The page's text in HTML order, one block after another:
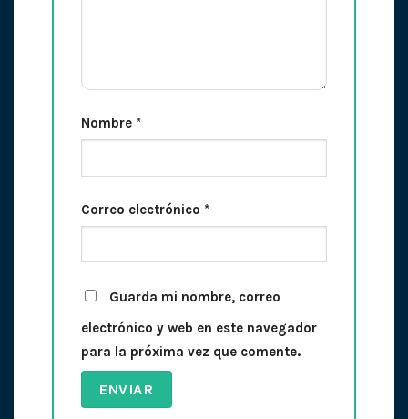
Nombre *
Correo electrónico *
Guarda mi nombre, correo
electrónico y web en este navegador
para la próxima vez que comente.